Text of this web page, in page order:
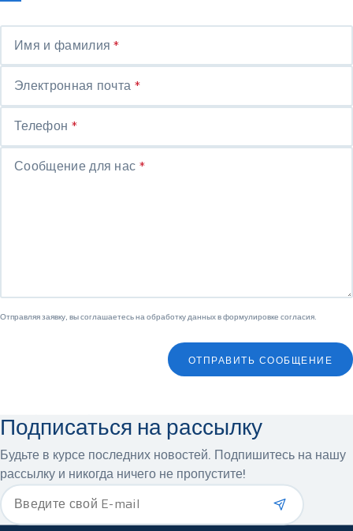
Имя и фамилия*
Электронная почта *
Телефон *
Сообщение для нас *
Отправляя заявку, вы соглашаетесь на обработку данных вформулировке согласия.
ОТПРАВИТЬ СООБЩЕНИЕ
Подписаться на рассылку
Будьте в курсе последних новостей. Подпишитесь на нашу
рассылку и никогда ничего не пропустите!
Введите свой E-mail*